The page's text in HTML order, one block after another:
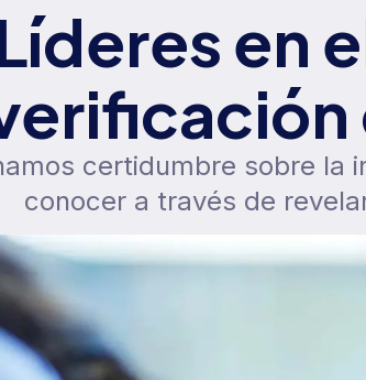
en
certidumbre sobre la
conocer a través de